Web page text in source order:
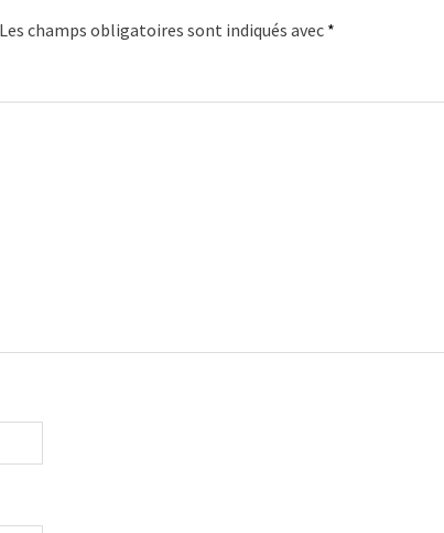
Les champs obligatoires sont indiqués avec *